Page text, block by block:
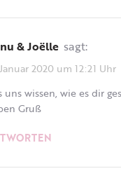
& Joëlle sagt:
2020 um 12:21 Uhr
uns wissen, wie es dir
Gruß